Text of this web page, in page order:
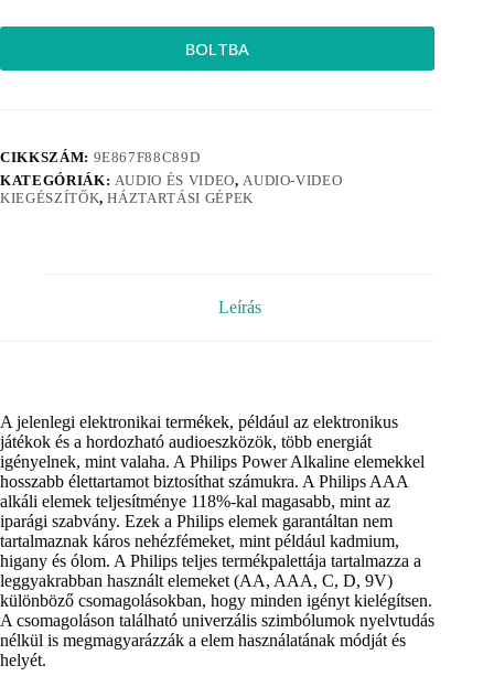
BOLTBA
CIKKSZÁM: 9E867F88C89D
KATEGÓRIÁK: AUDIO ÉS VIDEO,AUDIO-VIDEO
KIEGÉSZÍTŐK,HÁZTARTÁSI GÉPEK
Leírás
A jelenlegi elektronikai termékek, például az elektronikus
játékok és a hordozható audioeszközök, több energiát
igényelnek, mint valaha. A Philips Power Alkaline elemekkel
hosszabb élettartamot biztosíthat számukra. A Philips AAA
alkáli elemek teljesítménye 118%-kal magasabb, mint az
iparági szabvány. Ezek a Philips elemek garantáltan nem
tartalmaznak káros nehézfémeket, mint például kadmium,
higany és ólom. A Philips teljes termékpalettája tartalmazza a
leggyakrabban használt elemeket (AA, AAA, C, D, 9V)
különböző csomagolásokban, hogy minden igényt kielégítsen.
A csomagoláson található univerzális szimbólumok nyelvtudás
nélkül is megmagyarázzák a elem használatának módját és
helyét.